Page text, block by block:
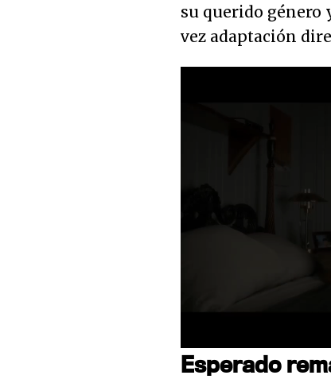
su querido género
vez adaptación
Esperado